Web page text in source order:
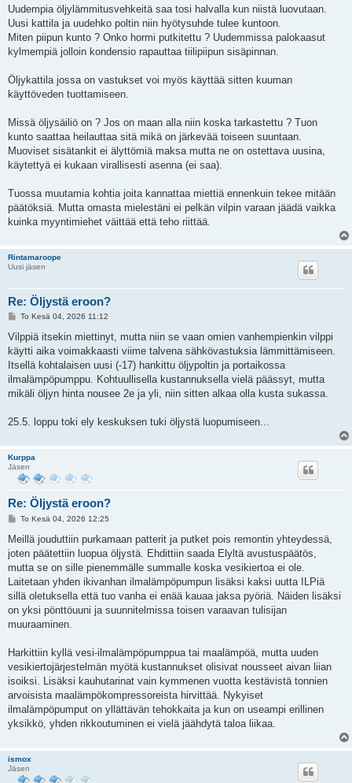
Uudempia öljylämmitusvehkeitä saa tosi halvalla kun niistä luovutaan.
Uusi kattila ja uudehko poltin niin hyötysuhde tulee kuntoon.
Miten piipun kunto ? Onko hormi putkitettu ? Uudemmissa palokaasut
kylmempiä jolloin kondensio rapauttaa tiilipiipun sisäpinnan.
Öljykattila jossa on vastukset voi myös käyttää sitten kuuman
käyttöveden tuottamiseen.
Missä öljysäiliö on ? Jos on maan alla niin koska tarkastettu ? Tuon
kunto saattaa heilauttaa sitä mikä on järkevää toiseen suuntaan.
Muoviset sisätankit ei älyttömiä maksa mutta ne on ostettava uusina,
käytettyä ei kukaan virallisesti asenna (ei saa).
Tuossa muutamia kohtia joita kannattaa miettiä ennenkuin tekee mitään
päätöksiä. Mutta omasta mielestäni ei pelkän vilpin varaan jäädä vaikka
kuinka myyntimiehet väittää että teho riittää.
Rintamaroope
Uusi jäsen
Re: Öljystä eroon?
V
e
s
t
i
To Kesä 04, 2026 11:12
Vilppiä itsekin miettinyt, mutta niin se vaan omien vanhempienkin vilppi
käytti aika voimakkaasti viime talvena sähkövastuksia lämmittämiseen.
Itsellä kohtalaisen uusi (-17) hankittu öljypoltin ja portaikossa
ilmalämpöpumppu. Kohtuullisella kustannuksella vielä päässyt, mutta
mikäli öljyn hinta nousee 2e ja yli, niin sitten alkaa olla kusta sukassa.
25.5. loppu toki ely keskuksen tuki öljystä luopumiseen...
Kurppa
Jäsen
Re: Öljystä eroon?
V
e
t
i
To Kesä 04, 2026 12:25
Meillä jouduttiin purkamaan patterit ja putket pois remontin yhteydessä,
joten päätettiin luopua öljystä. Ehdittiin saada Elyltä avustuspäätös,
mutta se on sille pienemmälle summalle koska vesikiertoa ei ole.
Laitetaan yhden ikivanhan ilmalämpöpumpun lisäksi kaksi uutta ILPiä
sillä oletuksella että tuo vanha ei enää kauaa jaksa pyöriä. Näiden lisäksi
on yksi pönttöuuni ja suunnitelmissa toisen varaavan tulisijan
muuraaminen.
Harkittiin kyllä vesi-ilmalämpöpumppua tai maalämpöä, mutta uuden
vesikiertojärjestelmän myötä kustannukset olisivat nousseet aivan liian
isoiksi. Lisäksi kauhutarinat vain kymmenen vuotta kestävistä tonnien
arvoisista maalämpökompressoreista hirvittää. Nykyiset
ilmalämpöpumput on yllättävän tehokkaita ja kun on useampi erillinen
yksikkö, yhden rikkoutuminen ei vielä jäähdytä taloa liikaa.
ismox
Jäsen